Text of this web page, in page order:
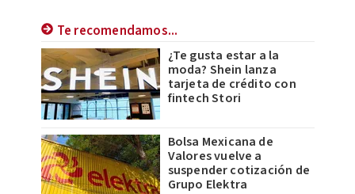
Te recomendamos...
¿Te gusta estar a la
moda? Shein lanza
tarjeta de crédito con
fintech Stori
Bolsa Mexicana de
Valores vuelve a
suspender cotización de
Grupo Elektra